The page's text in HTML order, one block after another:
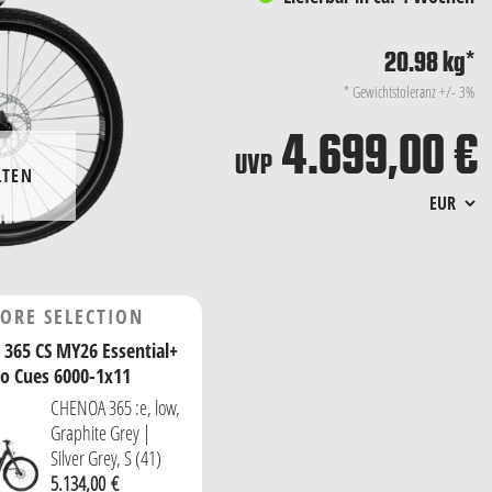
Irrtümer, Preis- und
SELECTION
CS MY26 Essential+
Cues 6000-1x11
CHENOA 365 :e, low,
Graphite Grey |
Silver Grey, S (41)
5.134,00 €
20.98 kg*
* Gewichtstoleranz +/- 3%
UVP 4.699,00 €